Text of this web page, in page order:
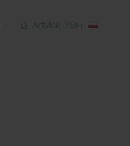
Artykuł (PDF)